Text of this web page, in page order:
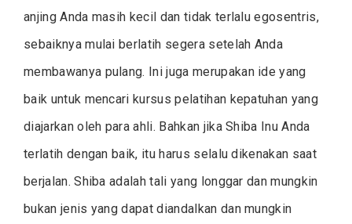
anjing Anda masih kecil dan tidak terlalu egosentris,
sebaiknya mulai berlatih segera setelah Anda
membawanya pulang. Ini juga merupakan ide yang
baik untuk mencari kursus pelatihan kepatuhan yang
diajarkan oleh para ahli. Bahkan jika Shiba Inu Anda
terlatih dengan baik, itu harus selalu dikenakan saat
berjalan. Shiba adalah tali yang longgar dan mungkin
bukan jenis yang dapat diandalkan dan mungkin